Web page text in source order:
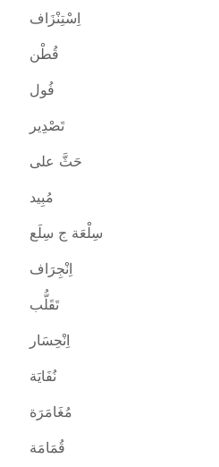
اِسْتِنْزَاف
قُطْن
فُول
تَصْدِير
حَثَّ على
مُبِيد
سِلْعَة ج سِلَع
اِنْجِرَاف
تَقَلُّب
اِنْحِسَار
نُفَايَة
مُغَامَرَة
قُمَامَة